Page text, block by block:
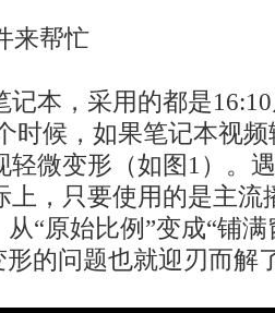
来帮忙
记本，采用的都是
时候，如果笔记本视
轻微变形（如图1）。
上，只要使用的是主流
“原始比例”变成“铺
的问题也就迎刃而解